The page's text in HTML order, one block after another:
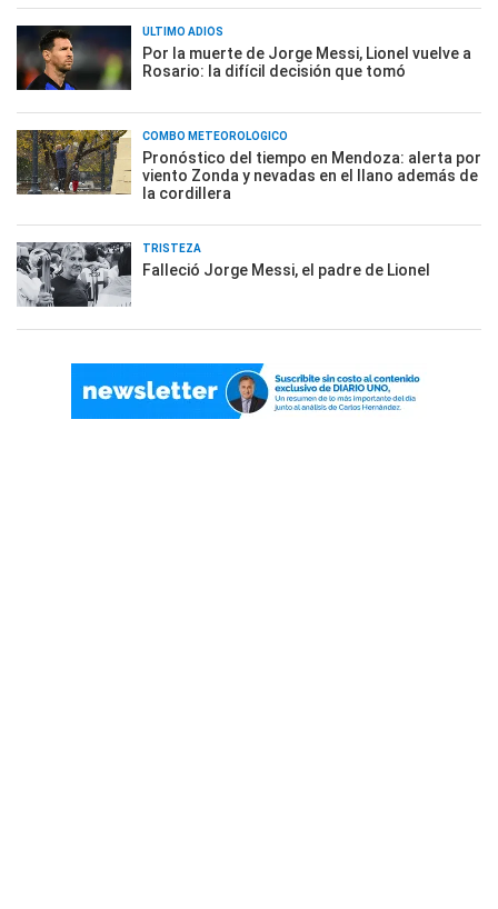
ÚLTIMO ADIÓS
Por la muerte de Jorge Messi, Lionel vuelve a
Rosario: la difícil decisión que tomó
COMBO METEOROLÓGICO
Pronóstico del tiempo en Mendoza: alerta por
viento Zonda y nevadas en el llano además de
la cordillera
TRISTEZA
Falleció Jorge Messi, el padre de Lionel